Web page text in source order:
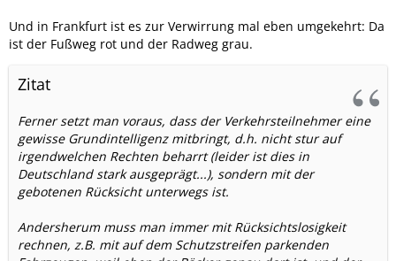
Und in Frankfurt ist es zur Verwirrung mal eben umgekehrt: Da
ist der Fußweg rot und der Radweg grau.
Zitat
Ferner setzt man voraus, dass der Verkehrsteilnehmer eine
gewisse Grundintelligenz mitbringt, d.h. nicht stur auf
irgendwelchen Rechten beharrt (leider ist dies in
Deutschland stark ausgeprägt...), sondern mit der
gebotenen Rücksicht unterwegs ist.
Andersherum muss man immer mit Rücksichtslosigkeit
rechnen, z.B. mit auf dem Schutzstreifen parkenden